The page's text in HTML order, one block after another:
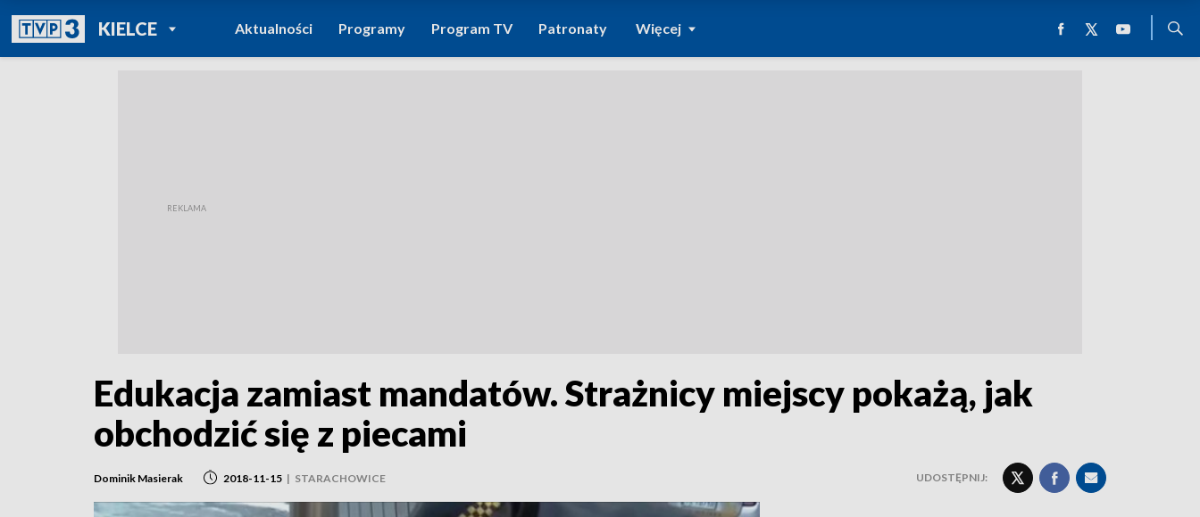
KIELCEPOWRÓT DO
TVP REGIONY
Aktualności Programy Program TV Patronaty Więcej
Edukacja zamiast mandatów. Strażnicy miejscy pokażą, jak
obchodzić się z piecami
Dominik Masierak 2018-11-15 | STARACHOWICE UDOSTĘPNIJ: